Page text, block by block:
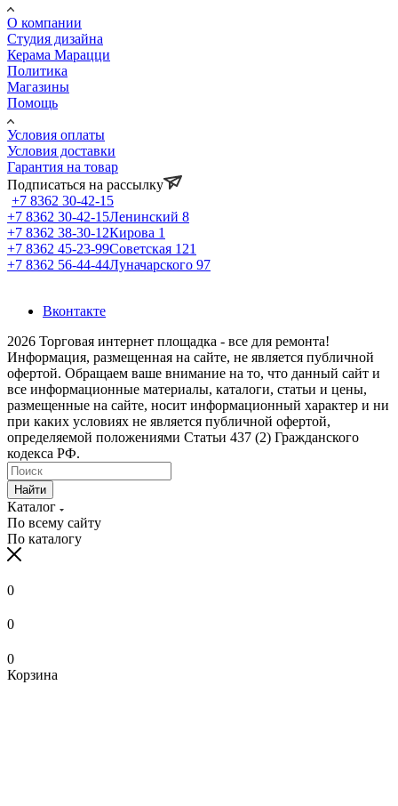
О компании
Студия дизайна
Керама Марацци
Политика
Магазины
Помощь
Условия оплаты
Условия доставки
Гарантия на товар
Подписаться на рассылку
+7 8362 30-42-15
+7 8362 30-42-15Ленинский 8
+7 8362 38-30-12Кирова 1
+7 8362 45-23-99Советская 121
+7 8362 56-44-44Луначарского 97
Вконтакте
2026 Торговая интернет площадка - все для ремонта!
Информация, размещенная на сайте, не является публичной
офертой. Обращаем ваше внимание на то, что данный сайт и
все информационные материалы, каталоги, статьи и цены,
размещенные на сайте, носит информационный характер и ни
при каких условиях не является публичной офертой,
определяемой положениями Статьи 437 (2) Гражданского
кодекса РФ.
Найти
Каталог
По всему сайту
По каталогу
0
0
0
Корзина